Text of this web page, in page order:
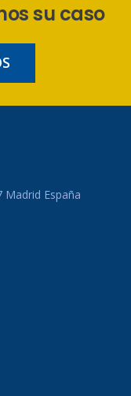
su caso
Madrid España